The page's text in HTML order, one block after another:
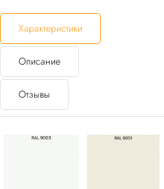
Характеристики
Описание
Отзывы